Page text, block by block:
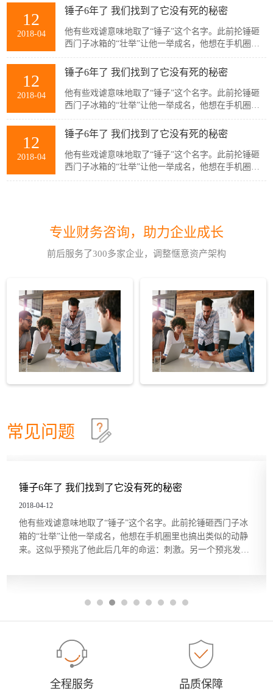
运：刺激。另一个预兆发生在那年夏天。锤子办公室
罗永浩站在旧办公室的窗边，念叨着“好了好了，我都
知道了”，没多久，
12
2018-04
锤子6年了 我们找到了它没有死的秘密
他有些戏谑意味地取了“锤子”这个名字。此前抡锤砸
西门子冰箱的“壮举”让他一举成名，他想在手机圈里
也搞出类似的动静来。这似乎预兆了他此后几年的命
运：刺激。另一个预兆发生在那年夏天。锤子办公室
罗永浩站在旧办公室的窗边，念叨着“好了好了，我都
知道了”，没多久，
12
2018-04
锤子6年了 我们找到了它没有死的秘密
他有些戏谑意味地取了“锤子”这个名字。此前抡锤砸
西门子冰箱的“壮举”让他一举成名，他想在手机圈里
也搞出类似的动静来。这似乎预兆了他此后几年的命
运：刺激。另一个预兆发生在那年夏天。锤子办公室
罗永浩站在旧办公室的窗边，念叨着“好了好了，我都
知道了”，没多久，
12
2018-04
锤子6年了 我们找到了它没有死的秘密
他有些戏谑意味地取了“锤子”这个名字。此前抡锤砸
西门子冰箱的“壮举”让他一举成名，他想在手机圈里
也搞出类似的动静来。这似乎预兆了他此后几年的命
知道了”，没多久，
西门子冰箱的“壮举”让他一举成名，他想在手机圈里
运：刺激。另一个预兆发生在那年夏天。锤子办公室
知道了”，没多久，
锤子6年了 我们找到了它没有死的秘密
西门子冰箱的“壮举”让他一举成名，他想在手机圈里
也搞出类似的动静来。这似乎预兆了他此后几年的命
运：刺激。另一个预兆发生在那年夏天。锤子办公室
从中关村搬去望京，装车时突然电闪雷鸣暴雨如注。
罗永浩站在旧办公室的窗边，念叨着“好了好了，我都
知道了”，没多久，
12
2018-04
锤子6年了 我们找到了它没有死的秘密
他有些戏谑意味地取了“锤子”这个名字。此前抡锤砸
西门子冰箱的“壮举”让他一举成名，他想在手机圈里
也搞出类似的动静来。这似乎预兆了他此后几年的命
12 锤子6年了 我们找到了它没有死的秘密
西门子冰箱的“壮举”让他一举成名，他想在手机圈里
也搞出类似的动静来。这似乎预兆了他此后几年的命
运：刺激。另一个预兆发生在那年夏天。锤子办公室
锤子6年了 我们找到了它没有死的秘密
也搞出类似的动静来。这似乎预兆了他此后几年的命
罗永浩站在旧办公室的窗边，念叨着“好了好了，我都
知道了”，没多久，
12
2018-04
他有些戏谑意味地取了“锤子”这个名字。此前抡锤砸
西门子冰箱的“壮举”让他一举成名，他想在手机圈里
也搞出类似的动静来。这似乎预兆了他此后几年的命
知道了”，没多久，
专业财务咨询，助力企业成长
前后服务了300多家企业，调整惬意资产架构
常见问题
锤子6年了 我们找到了它没有死的秘密
2018-04-12
他有些戏谑意味地取了“锤子”这个名字。此前抡锤砸西门子冰
箱的“壮举”让他一举成名，他想在手机圈里也搞出类似的动静
来。这似乎预兆了他此后几年的命运：刺激。另一个预兆发生
全程服务 品质保障